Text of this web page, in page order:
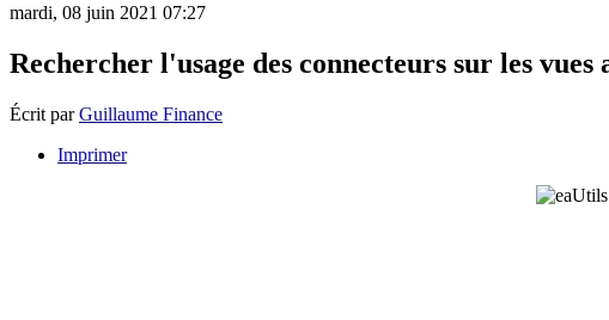
mardi, 08 juin 2021 07:27
Rechercher l'usage des connecteurs sur les
Écrit parGuillaume Finance
Imprimer